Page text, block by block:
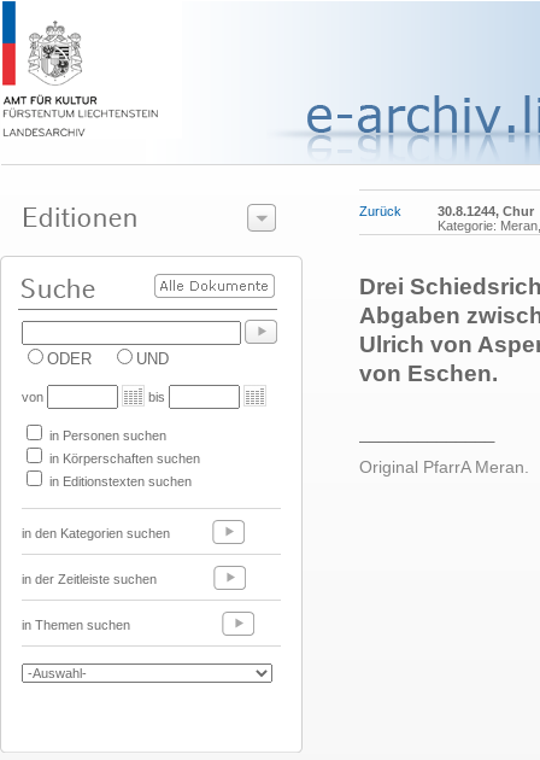
ODER UND
von bis
in Personen suchen
in Körperschaften suchen
in Editionstexten suchen
in den Kategorien suchen
in der Zeitleiste suchen
in Themen suchen
Zurück
30.8.1244, Chur
Kategorie:
Drei
Abgaben
Ulrich von
von Eschen.
Original PfarrA Meran.